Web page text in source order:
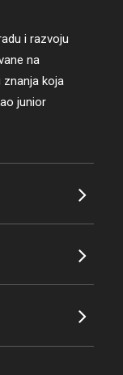
i razvoju
na
koja
junior